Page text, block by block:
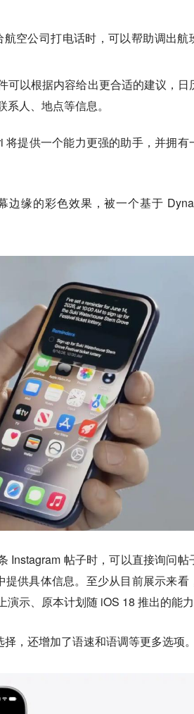
空公司打电话时，可以帮助调出航
可以根据内容给出更合适的建议，日
人、地点等信息。
提供一个能力更强的助手，并拥有
边缘的彩色效果，被一个基于
Instagram 帖子时，可以直接询问帖
供具体信息。至少从目前展示来看
示、原本计划随 iOS 18 推出的能力
，还增加了语速和语调等更多选项。